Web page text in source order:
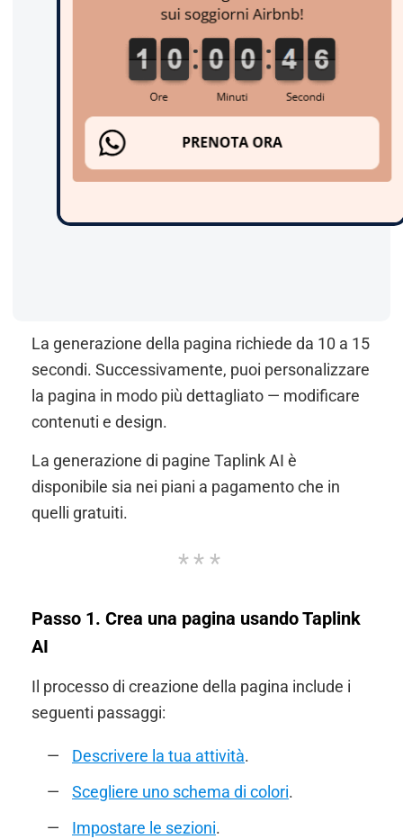
La generazione della pagina richiede da 10 a 15
secondi. Successivamente, puoi personalizzare
la pagina in modo più dettagliato — modificare
contenuti e design.
La generazione di pagine Taplink AI è
disponibile sia nei piani a pagamento che in
quelli gratuiti.
Passo 1. Crea una pagina usando Taplink
AI
Il processo di creazione della pagina include i
seguenti passaggi:
Descrivere la tua attività.
Scegliere uno schema di colori.
Impostare le sezioni.